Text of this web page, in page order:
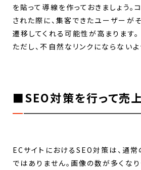
を貼って導線を作っておきましょう
された際に、集客できたユーザーが
遷移してくれる可能性が高まります。
ただし、不自然なリンクにならないよ
■SEO対策を行って売
ECサイトにおけるSEO対策は、通
ではありません。画像の数が多くな